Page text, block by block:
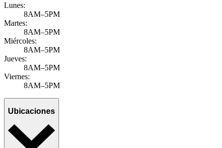
Lunes:
8AM–5PM
Martes:
8AM–5PM
Miércoles:
8AM–5PM
Jueves:
8AM–5PM
Viernes:
8AM–5PM
Ubicaciones